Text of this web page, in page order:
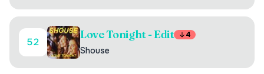
52
Love Tonight - Edit 4
Shouse